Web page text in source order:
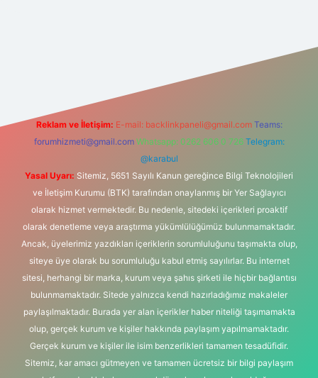
elexbetgiris.org
Reklam ve İletişim: E-mail: backlinkpaneli@gmail.com Teams:
forumhizmeti@gmail.com Whatsapp: 0262 606 0 726 Telegram:
@karabul
Yasal Uyarı: Sitemiz, 5651 Sayılı Kanun gereğince Bilgi Teknolojileri
ve İletişim Kurumu (BTK) tarafından onaylanmış bir Yer Sağlayıcı
olarak hizmet vermektedir. Bu nedenle, sitedeki içerikleri proaktif
olarak denetleme veya araştırma yükümlülüğümüz bulunmamaktadır.
Ancak, üyelerimiz yazdıkları içeriklerin sorumluluğunu taşımakta olup,
siteye üye olarak bu sorumluluğu kabul etmiş sayılırlar. Bu internet
sitesi, herhangi bir marka, kurum veya şahıs şirketi ile hiçbir bağlantısı
bulunmamaktadır. Sitede yalnızca kendi hazırladığımız makaleler
paylaşılmaktadır. Burada yer alan içerikler haber niteliği taşımamakta
olup, gerçek kurum ve kişiler hakkında paylaşım yapılmamaktadır.
Gerçek kurum ve kişiler ile isim benzerlikleri tamamen tesadüfidir.
Sitemiz, kar amacı gütmeyen ve tamamen ücretsiz bir bilgi paylaşım